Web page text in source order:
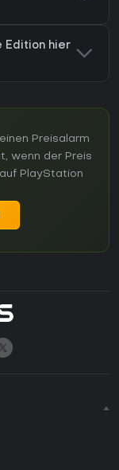
Edition hier
Preisalarm
wenn der Preis
PlayStation